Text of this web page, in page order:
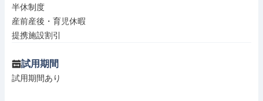
半休制度
産前産後・育児休暇
提携施設割引
試用期間
試用期間あり